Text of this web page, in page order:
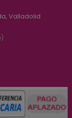
Valladolid